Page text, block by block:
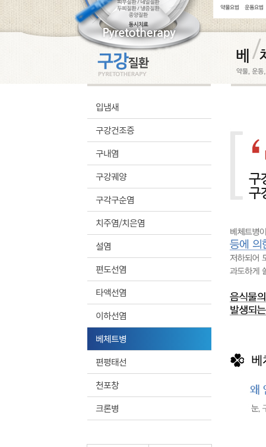
입냄새
구강건조증
구내염
구강궤양
구각구순염
치주염/치은염
설염
편도선염
타액선염
이하선염
베체트병
편평태선
천포창
크론병